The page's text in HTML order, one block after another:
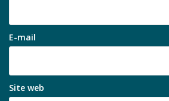
E-mail
Site web